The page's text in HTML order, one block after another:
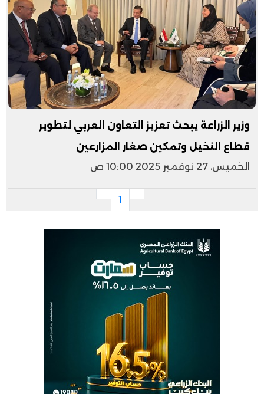
وزير الزراعة يبحث تعزيز التعاون العربي لتطوير
قطاع النخيل وتمكين صغار المزارعين
الخميس، 27 نوفمبر 2025 10:00 ص
1